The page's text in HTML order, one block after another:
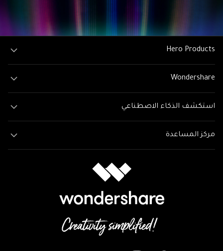
Hero Products
Wondershare
استكشف الذكاء الاصطناعي
مركز المساعدة